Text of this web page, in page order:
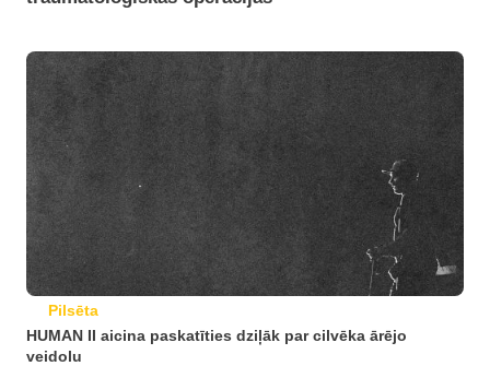
Pilsēta
HUMAN II aicina paskatīties dziļāk par cilvēka ārējo
veidolu